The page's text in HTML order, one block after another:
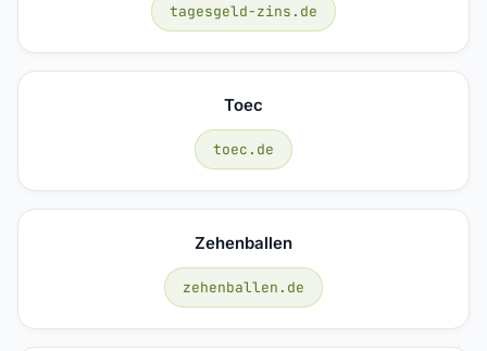
tagesgeld-zins.de
Toec
toec.de
Zehenballen
zehenballen.de